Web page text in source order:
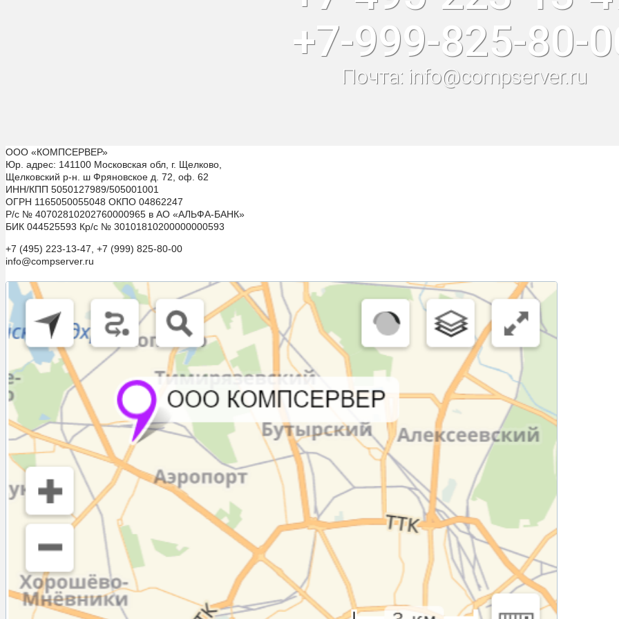
+7-999-825-80-
Почта: info@compserver.ru
ООО «КОМПСЕРВЕР»
Юр. адрес: 141100 Московская обл, г. Щелково,
Щелковский р-н. ш Фряновское д. 72, оф. 62
ИНН/КПП 5050127989/505001001
ОГРН 1165050055048 ОКПО 04862247
Р/с № 40702810202760000965 в АО «АЛЬФА-БАНК»
БИК 044525593 Кр/с № 30101810200000000593
+7 (495) 223-13-47, +7 (999) 825-80-00
info@compserver.ru